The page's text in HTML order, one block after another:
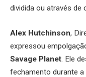
dividida ou através
Alex Hutchinson,
expressou
Savage Planet . Ele
fechamento durante a